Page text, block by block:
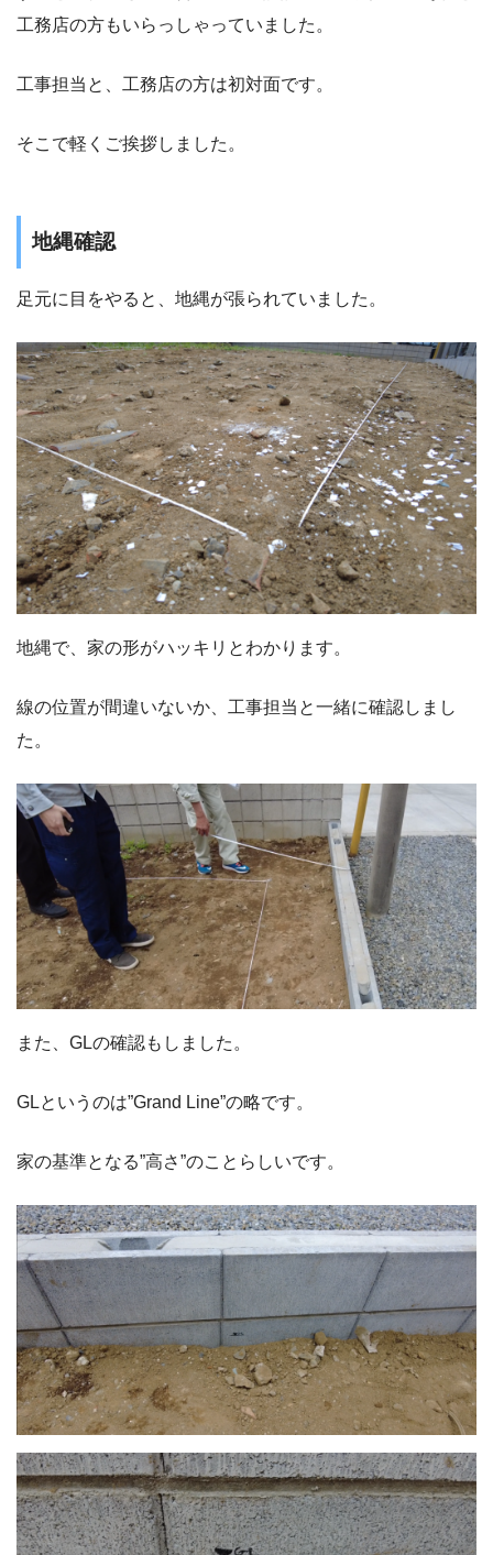
工務店の方もいらっしゃっていました。
工事担当と、工務店の方は初対面です。
そこで軽くご挨拶しました。
地縄確認
足元に目をやると、地縄が張られていました。
地縄で、家の形がハッキリとわかります。
線の位置が間違いないか、工事担当と一緒に確認しまし
た。
また、GLの確認もしました。
GLというのは”Grand Line”の略です。
家の基準となる”高さ”のことらしいです。